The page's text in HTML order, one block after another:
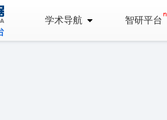
学术导航 智研平台